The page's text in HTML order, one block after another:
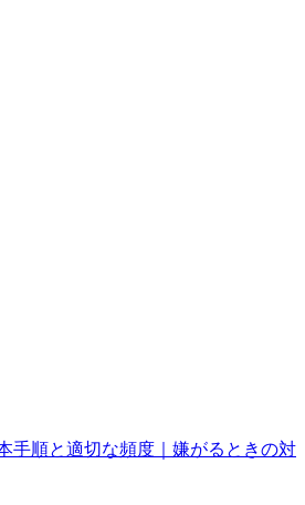
手順と適切な頻度｜嫌がるときの対